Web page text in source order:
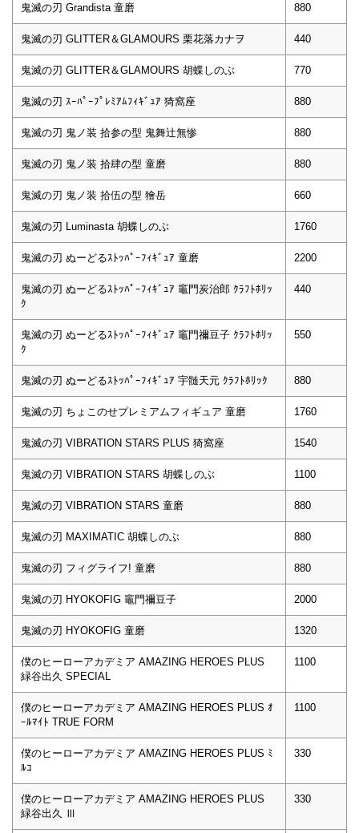
鬼滅の刃 Grandista 童磨 880
鬼滅の刃 GLITTER＆GLAMOURS 栗花落カナヲ 440
鬼滅の刃 GLITTER＆GLAMOURS 胡蝶しのぶ 770
鬼滅の刃 ｽｰﾊﾟｰﾌﾟﾚﾐｱﾑﾌｨｷﾞｭｱ 猗窩座 880
鬼滅の刃 鬼ノ装 拾参の型 鬼舞辻無惨 880
鬼滅の刃 鬼ノ装 拾肆の型 童磨 880
鬼滅の刃 鬼ノ装 拾伍の型 獪岳 660
鬼滅の刃 Luminasta 胡蝶しのぶ 1760
鬼滅の刃 ぬーどるｽﾄｯﾊﾟｰﾌｨｷﾞｭｱ 童磨 2200
鬼滅の刃 ぬーどるｽﾄｯﾊﾟｰﾌｨｷﾞｭｱ 竈門炭治郎 ｸﾗﾌﾄﾎﾘｯ
ｸ
440
鬼滅の刃 ぬーどるｽﾄｯﾊﾟｰﾌｨｷﾞｭｱ 竈門禰豆子 ｸﾗﾌﾄﾎﾘｯ
ｸ
550
鬼滅の刃 ぬーどるｽﾄｯﾊﾟｰﾌｨｷﾞｭｱ 宇髄天元 ｸﾗﾌﾄﾎﾘｯｸ 880
鬼滅の刃 ちょこのせプレミアムフィギュア 童磨 1760
鬼滅の刃 VIBRATION STARS PLUS 猗窩座 1540
鬼滅の刃 VIBRATION STARS 胡蝶しのぶ 1100
鬼滅の刃 VIBRATION STARS 童磨 880
鬼滅の刃 MAXIMATIC 胡蝶しのぶ 880
鬼滅の刃 フィグライフ! 童磨 880
鬼滅の刃 HYOKOFIG 竈門禰豆子 2000
鬼滅の刃 HYOKOFIG 童磨 1320
僕のヒーローアカデミア AMAZING HEROES PLUS
緑谷出久 SPECIAL
1100
僕のヒーローアカデミア AMAZING HEROES PLUS ｵ
ｰﾙﾏｲﾄ TRUE FORM
1100
僕のヒーローアカデミア AMAZING HEROES PLUS ﾐ
ﾙｺ
330
僕のヒーローアカデミア AMAZING HEROES PLUS
緑谷出久 Ⅲ
330